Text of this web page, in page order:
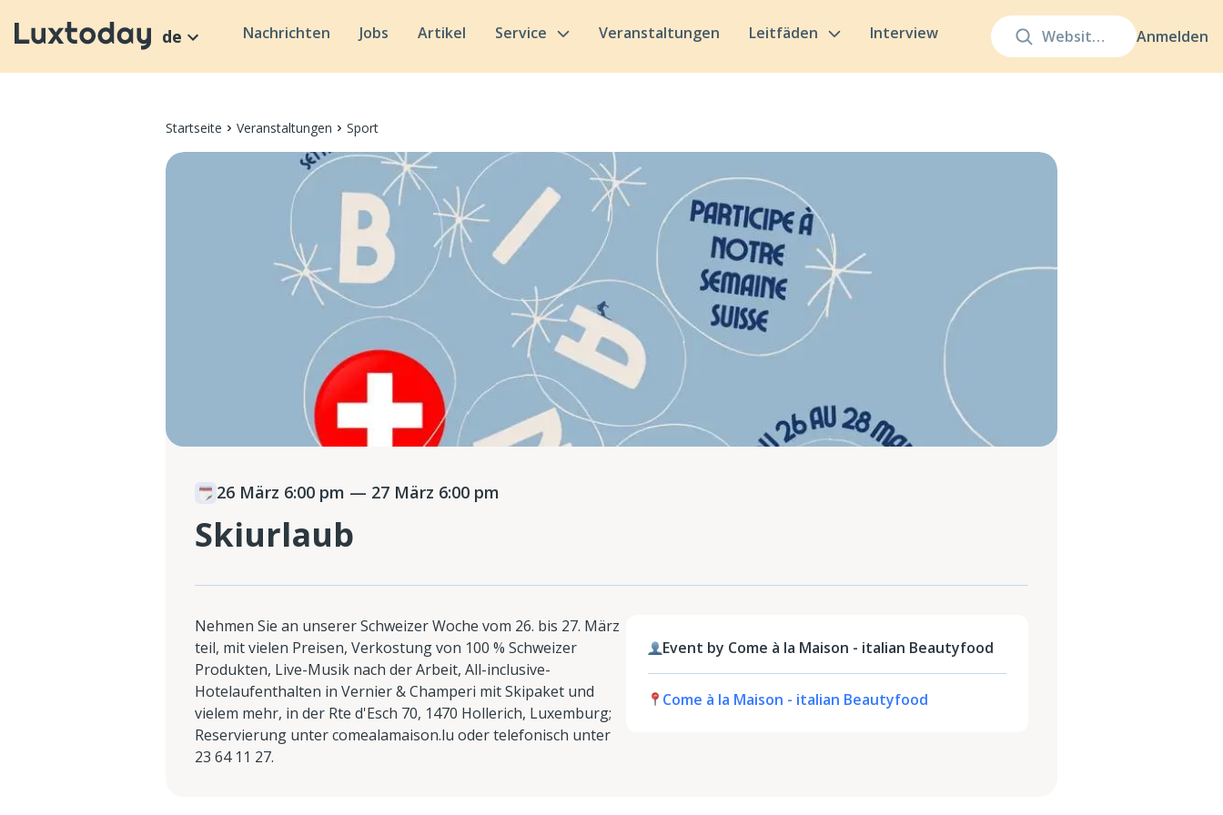
Anmelden
de Nachrichten Jobs Artikel Service Veranstaltungen Leitfäden Interview
Startseite Veranstaltungen Sport
26 März 6:00 pm — 27 März 6:00 pm
Skiurlaub
Nehmen Sie an unserer Schweizer Woche vom 26. bis 27. März
teil, mit vielen Preisen, Verkostung von 100 % Schweizer
Produkten, Live-Musik nach der Arbeit, All-inclusive-
Hotelaufenthalten in Vernier & Champeri mit Skipaket und
vielem mehr, in der Rte d'Esch 70, 1470 Hollerich, Luxemburg;
Reservierung unter comealamaison.lu oder telefonisch unter
23 64 11 27.
Event by Come à la Maison - italian Beautyfood
Come à la Maison - italian Beautyfood